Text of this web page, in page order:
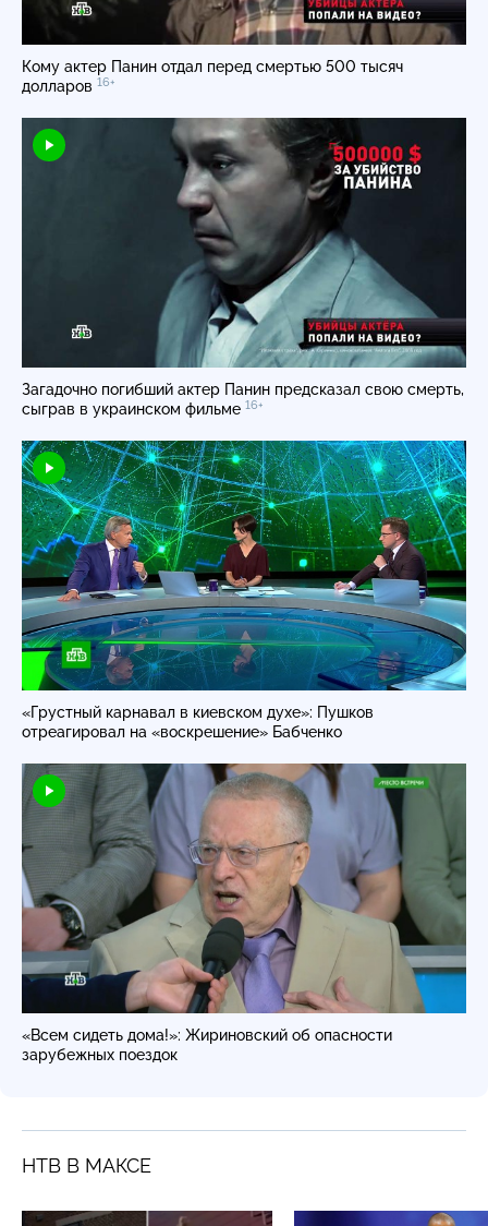
Кому актер Панин отдал перед смертью 500 тысяч
долларов 16+
Загадочно погибший актер Панин предсказал свою смерть,
сыграв в украинском фильме 16+
«Грустный карнавал в киевском духе»: Пушков
отреагировал на «воскрешение» Бабченко
«Всем сидеть дома!»: Жириновский об опасности
зарубежных поездок
НТВ В МАКСЕ